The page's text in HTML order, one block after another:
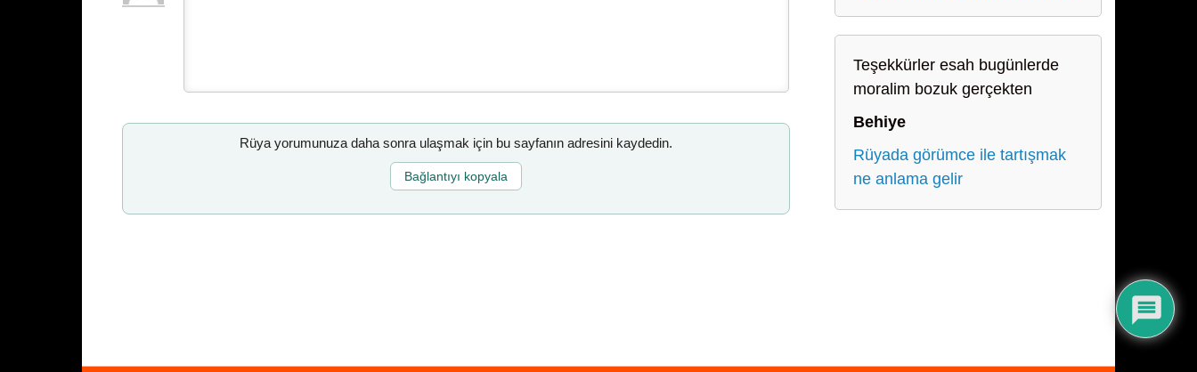
Rüya yorumunuza daha sonra ulaşmak için bu sayfanın adresini kaydedin.
Bağlantıyı kopyala
Teşekkürler esah bugünlerde
moralim bozuk gerçekten
Behiye
Rüyada görümce ile tartışmak
ne anlama gelir